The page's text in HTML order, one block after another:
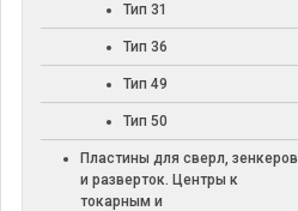
Тип 31
Тип 36
Тип 49
Тип 50
Пластины для сверл, зенкеров
и разверток. Центры к
токарным и